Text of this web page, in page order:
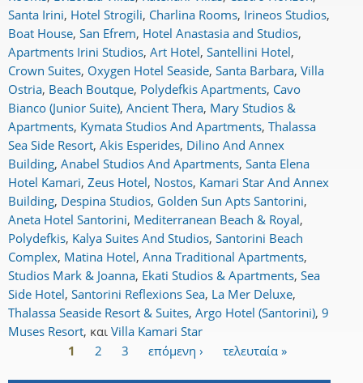
Santa Irini, Hotel Strogili, Charlina Rooms, Irineos Studios,
Boat House, San Efrem, Hotel Anastasia and Studios,
Apartments Irini Studios, Art Hotel, Santellini Hotel,
Crown Suites, Oxygen Hotel Seaside, Santa Barbara, Villa
Ostria, Beach Boutque, Polydefkis Apartments, Cavo
Bianco (Junior Suite), Ancient Thera, Mary Studios &
Apartments, Kymata Studios And Apartments, Thalassa
Sea Side Resort, Akis Esperides, Dilino And Annex
Building, Anabel Studios And Apartments, Santa Elena
Hotel Kamari, Zeus Hotel, Nostos, Kamari Star And Annex
Building, Despina Studios, Golden Sun Apts Santorini,
Aneta Hotel Santorini, Mediterranean Beach & Royal,
Polydefkis, Kalya Suites And Studios, Santorini Beach
Complex, Matina Hotel, Anna Traditional Apartments,
Studios Mark & Joanna, Ekati Studios & Apartments, Sea
Side Hotel, Santorini Reflexions Sea, La Mer Deluxe,
Thalassa Seaside Resort & Suites, Argo Hotel (Santorini), 9
Muses Resort, και Villa Kamari Star
1 2 3 επόμενη › τελευταία »